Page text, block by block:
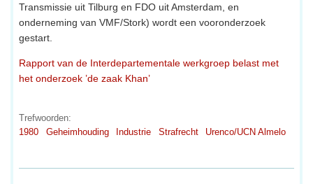
Transmissie uit Tilburg en FDO uit Amsterdam, en
onderneming van VMF/Stork) wordt een vooronderzoek
gestart.
Rapport van de Interdepartementale werkgroep belast met
het onderzoek ’de zaak Khan’
Trefwoorden:
1980
Geheimhouding Industrie Strafrecht Urenco/UCN Almelo